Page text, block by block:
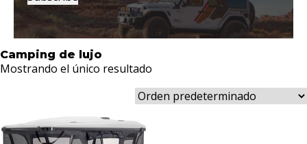
Camping de lujo
Mostrando el único resultado